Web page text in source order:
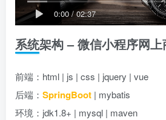
0:00 /02:37
系统架构 – 微信小程序网
前端：html | js | css | jquery | vue
后端： SpringBoot | mybatis
环境：jdk1.8+ | mysql | maven